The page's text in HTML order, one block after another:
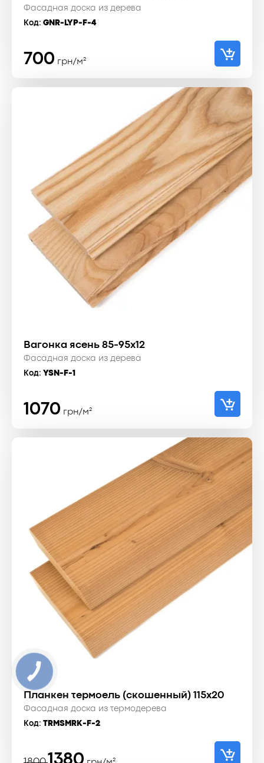
Фасадная доска из дерева
Код: GNR-LYP-F-4
700 грн/м²
Вагонка ясень 85-95x12
Фасадная доска из дерева
Код: YSN-F-1
1070 грн/м²
Планкен термоель (скошенный) 115x20
Фасадная доска из термодерева
Код: TRMSMRK-F-2
Первоначальная
Текущая